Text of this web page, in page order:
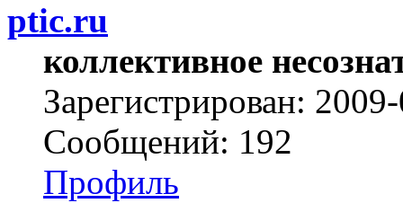
ptic.ru
коллективное
Зарегистрирован:
Сообщений: 192
Профиль